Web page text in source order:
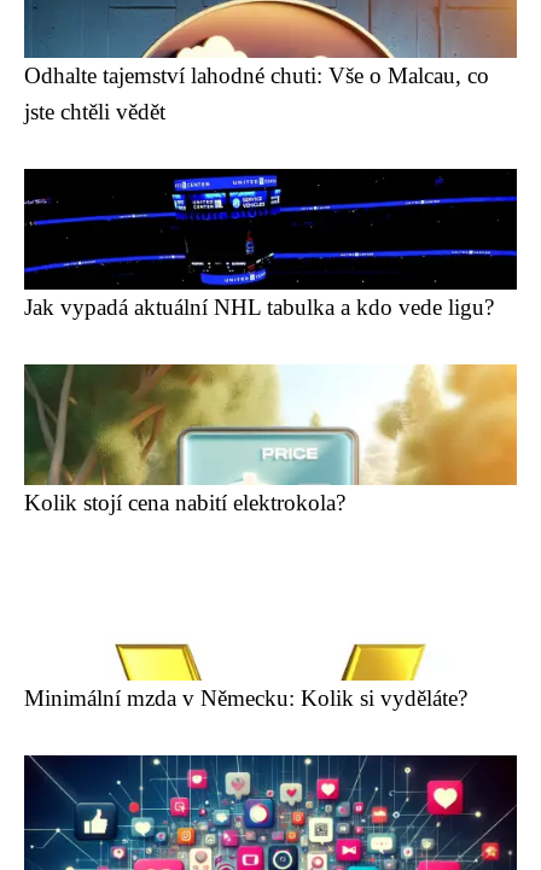
Odhalte tajemství lahodné chuti: Vše o Malcau, co
jste chtěli vědět
Jak vypadá aktuální NHL tabulka a kdo vede ligu?
Kolik stojí cena nabití elektrokola?
Minimální mzda v Německu: Kolik si vyděláte?